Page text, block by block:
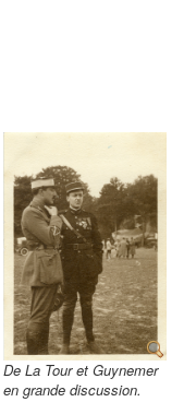
De La Tour et Guynemer
en grande discussion.